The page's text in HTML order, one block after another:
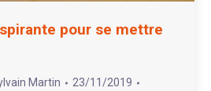
pour se mettre
Martin
23/11/2019